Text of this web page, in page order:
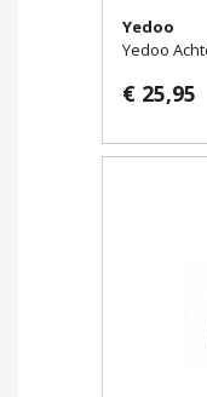
Yedoo
Yedoo
€ 25,95